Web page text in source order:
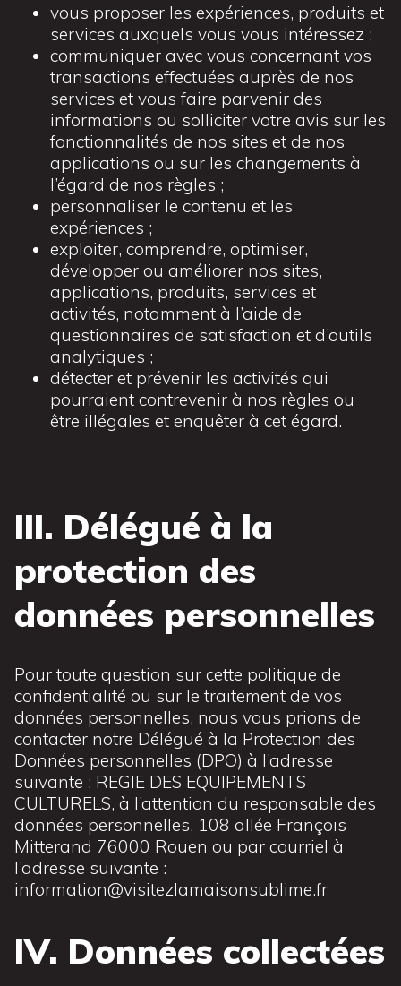
vous proposer les expériences, produits et
services auxquels vous vous intéressez ;
communiquer avec vous concernant vos
transactions effectuées auprès de nos
services et vous faire parvenir des
informations ou solliciter votre avis sur les
fonctionnalités de nos sites et de nos
applications ou sur les changements à
l’égard de nos règles ;
personnaliser le contenu et les
expériences ;
exploiter, comprendre, optimiser,
développer ou améliorer nos sites,
applications, produits, services et
activités, notamment à l’aide de
questionnaires de satisfaction et d’outils
analytiques ;
détecter et prévenir les activités qui
pourraient contrevenir à nos règles ou
être illégales et enquêter à cet égard.
III. Délégué à la
protection des
données personnelles
Pour toute question sur cette politique de
confidentialité ou sur le traitement de vos
données personnelles, nous vous prions de
contacter notre Délégué à la Protection des
Données personnelles (DPO) à l’adresse
suivante : REGIE DES EQUIPEMENTS
CULTURELS, à l’attention du responsable des
données personnelles, 108 allée François
Mitterand 76000 Rouen ou par courriel à
l’adresse suivante :
information@visitezlamaisonsublime.fr
IV. Données collectées